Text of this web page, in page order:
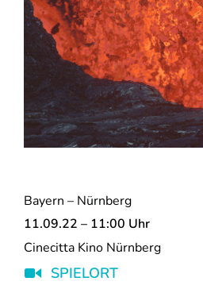
Bayern – Nürnberg
11.09.22 – 11:00 Uhr
Cinecitta Kino Nürnberg
SPIELORT